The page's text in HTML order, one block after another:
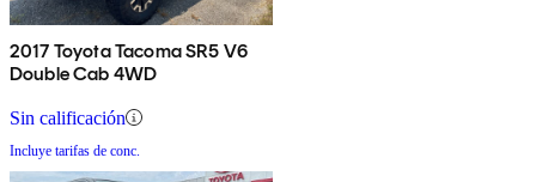
2017 Toyota Tacoma SR5 V6
Double Cab 4WD
Sin calificación
Incluye tarifas de conc.